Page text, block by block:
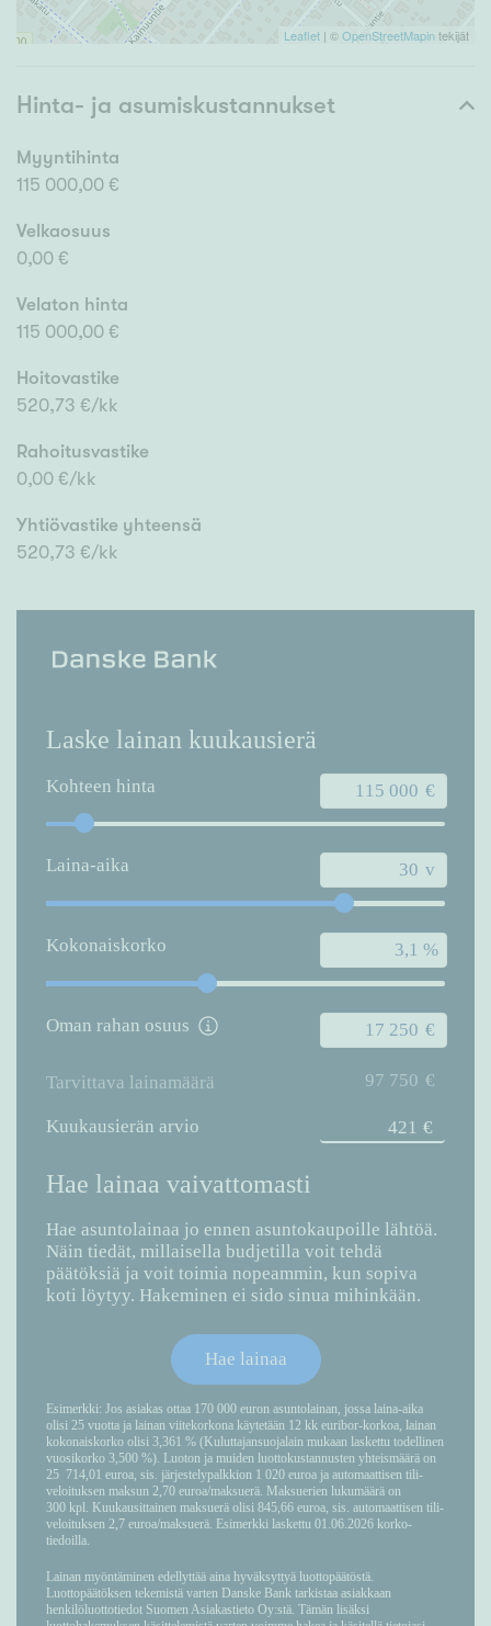
Leaflet | ©OpenStreetMapintekijät
Hinta- ja asumiskustannukset
Myyntihinta
115 000,00 €
Velkaosuus
0,00 €
Velaton hinta
115 000,00 €
Hoitovastike
520,73 €/kk
Rahoitusvastike
0,00 €/kk
Yhtiövastike yhteensä
520,73 €/kk